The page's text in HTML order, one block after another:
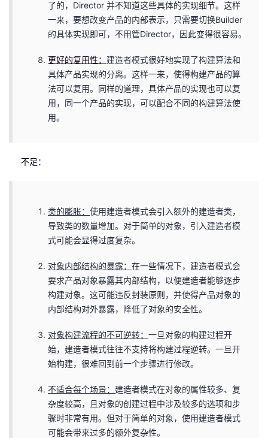
了的，Director 并不知道这些具体的实现细节。这样
一来，要想改变产品的内部表示，只需要切换Builder
的具体实现即可，不用管Director，因此变得很容易。
更好的复用性： 建造者模式很好地实现了构建算法和
具体产品实现的分离。这样一来，使得构建产品的算
法可以复用。同样的道理，具体产品的实现也可以复
用，同一个产品的实现，可以配合不同的构建算法使
用。
不足：
类的膨胀： 使用建造者模式会引入额外的建造者类，
导致类的数量增加。对于简单的对象，引入建造者模
式可能会显得过度复杂。
对象内部结构的暴露： 在一些情况下，建造者模式会
要求产品对象暴露其内部结构，以便建造者能够逐步
构建对象。这可能违反封装原则，并使得产品对象的
内部结构对外暴露，降低了对象的安全性。
对象构建流程的不可逆转： 一旦对象的构建过程开
始，建造者模式往往不支持将构建过程逆转。一旦开
始构建，很难回到前一个步骤进行修改。
不适合每个场景： 建造者模式在对象的属性较多、复
杂度较高，且对象的创建过程中涉及较多的选项和步
骤时非常有用。但对于简单的对象，使用建造者模式
可能会带来过多的额外复杂性。